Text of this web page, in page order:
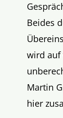
Beides
wird auf
Martin
hier